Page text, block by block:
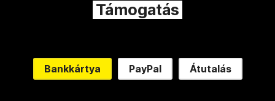
Támogatás
Bankkártya PayPal Átutalás